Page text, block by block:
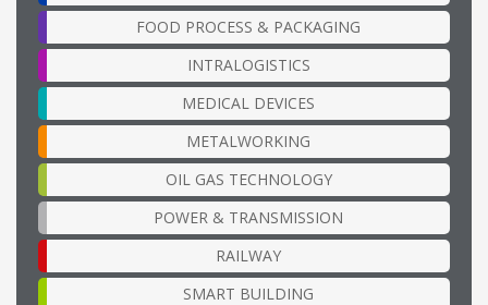
FOOD PROCESS & PACKAGING
INTRALOGISTICS
MEDICAL DEVICES
METALWORKING
OIL GAS TECHNOLOGY
POWER & TRANSMISSION
RAILWAY
SMART BUILDING